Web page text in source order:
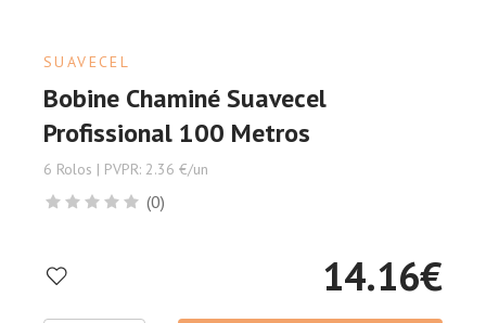
SUAVECEL
Bobine Chaminé Suavecel
Profissional 100 Metros
6 Rolos | PVPR: 2.36 €/un
(0)
14.16€